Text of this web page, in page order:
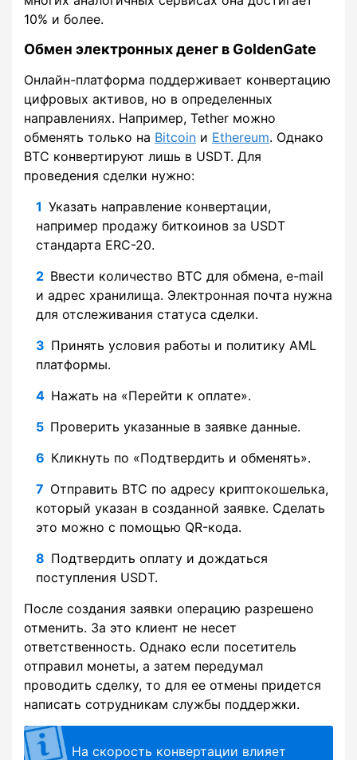
10% и более.
Обмен электронных денег в GoldenGate
Онлайн-платформа поддерживает конвертацию
цифровых активов, но в определенных
направлениях. Например, Tether можно
обменять только на Bitcoin и Ethereum. Однако
BTC конвертируют лишь в USDT. Для
проведения сделки нужно:
Указать направление конвертации,
например продажу биткоинов за USDT
стандарта ERC-20.
Ввести количество BTC для обмена, e-mail
и адрес хранилища. Электронная почта нужна
для отслеживания статуса сделки.
Принять условия работы и политику AML
платформы.
Нажать на «Перейти к оплате».
Проверить указанные в заявке данные.
Кликнуть по «Подтвердить и обменять».
Отправить BTC по адресу криптокошелька,
который указан в созданной заявке. Сделать
это можно с помощью QR-кода.
Подтвердить оплату и дождаться
поступления USDT.
После создания заявки операцию разрешено
отменить. За это клиент не несет
ответственность. Однако если посетитель
отправил монеты, а затем передумал
проводить сделку, то для ее отмены придется
написать сотрудникам службы поддержки.
На скорость конвертации влияет